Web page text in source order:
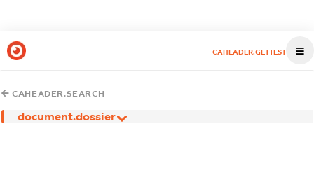
CAHEADER.GETTEST
CAHEADER.SEARCH
document.dossier